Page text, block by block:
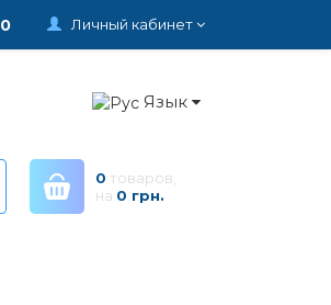
Личный кабинет
0
Язык
0 товаров,
на 0 грн.